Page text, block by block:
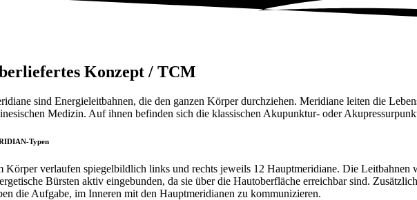
Konzept / TCM
sind Energieleitbahnen, die den ganzen Körper durchziehen. Meridiane leiten die
Medizin. Auf ihnen befinden sich die klassischen Akupunktur- oder
Typen
Körper verlaufen spiegelbildlich links und rechts jeweils 12 Hauptmeridiane. Die
Bürsten aktiv eingebunden, da sie über die Hautoberfläche erreichbar sind.
die Aufgabe, im Inneren mit den Hauptmeridianen zu kommunizieren.